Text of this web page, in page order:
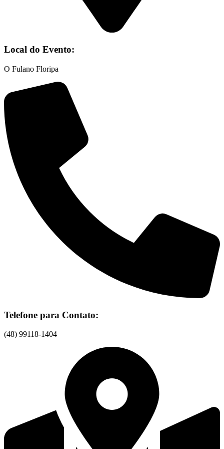
Local do Evento:
O Fulano Floripa
Telefone para Contato:
(48) 99118-1404